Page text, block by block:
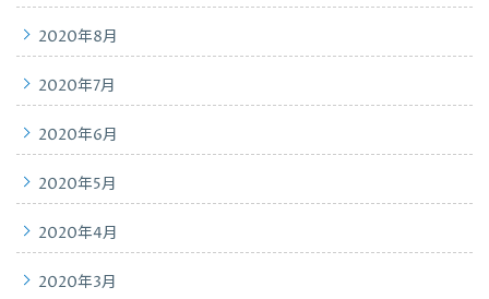
2020年8月
2020年7月
2020年6月
2020年5月
2020年4月
2020年3月